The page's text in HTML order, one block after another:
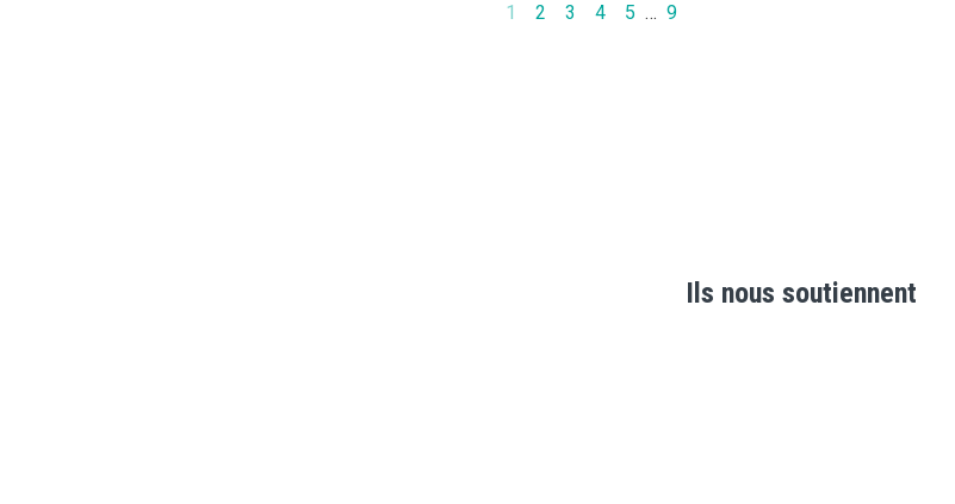
1 2 3 4 5 … 9
Ils nous soutiennent